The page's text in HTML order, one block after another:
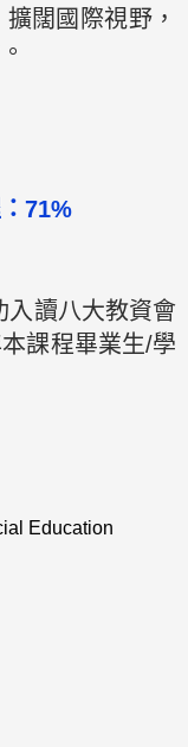
闊國際視野，
71%
入讀八大教資會
課程畢業生/學
Education